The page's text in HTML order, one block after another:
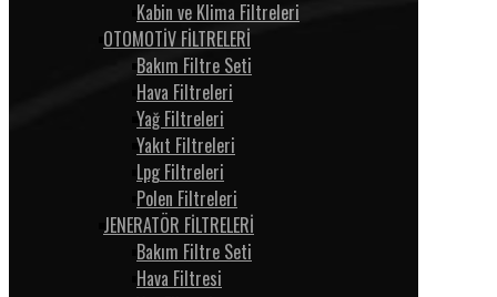
Kabin ve Klima Filtreleri
OTOMOTİV FİLTRELERİ
Bakım Filtre Seti
Hava Filtreleri
Yağ Filtreleri
Yakıt Filtreleri
Lpg Filtreleri
Polen Filtreleri
JENERATÖR FİLTRELERİ
Bakım Filtre Seti
Hava Filtresi